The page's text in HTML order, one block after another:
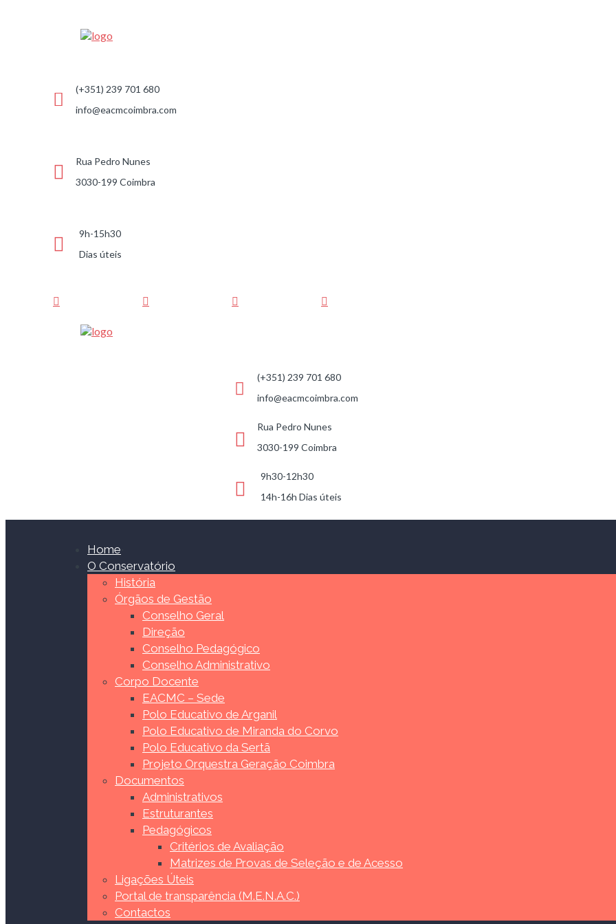
(+351) 239 701 680
info@eacmcoimbra.com
Rua Pedro Nunes
3030-199 Coimbra
9h-15h30
Dias úteis
(+351) 239 701 680
info@eacmcoimbra.com
Rua Pedro Nunes
3030-199 Coimbra
9h30-12h30
14h-16h Dias úteis
Home
O Conservatório
História
Órgãos de Gestão
Conselho Geral
Direção
Conselho Pedagógico
Conselho Administrativo
Corpo Docente
EACMC – Sede
Polo Educativo de Arganil
Polo Educativo de Miranda do Corvo
Polo Educativo da Sertã
Projeto Orquestra Geração Coimbra
Documentos
Administrativos
Estruturantes
Pedagógicos
Critérios de Avaliação
Matrizes de Provas de Seleção e de Acesso
Ligações Úteis
Portal de transparência (M.E.N.A.C.)
Contactos